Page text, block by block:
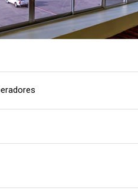
verá que tiene dos partes
el mundo a moverse con
arena. A mucha gente le encanta